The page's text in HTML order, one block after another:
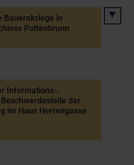
Bauernkriege in
Pottenbrunn
Informations-,
der
im Haus Herrengasse